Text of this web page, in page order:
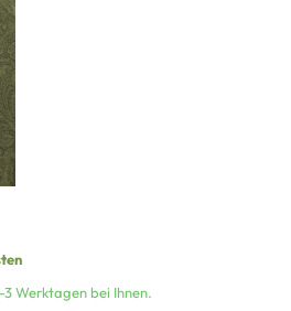
Werktagen bei Ihnen.